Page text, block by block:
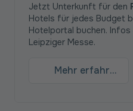
Jetzt Unterkunft für den
Hotels für jedes Budget
Hotelportal buchen.
Leipziger Messe.
Mehr erfahren